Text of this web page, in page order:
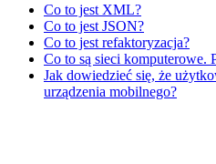
Co to jest XML?
Co to jest JSON?
Co to jest refaktoryzacja?
Co to są sieci komputerowe.
Jak dowiedzieć się, że
urządzenia mobilnego?